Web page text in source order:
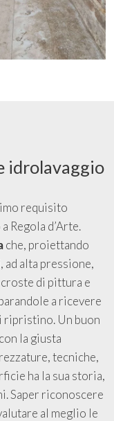
idrolavaggio
requisito
Regola d’Arte.
che, proiettando
alta pressione,
di pittura e
a ricevere
Un buon
la giusta
tecniche,
ha la sua storia,
Saper riconoscere
al meglio le